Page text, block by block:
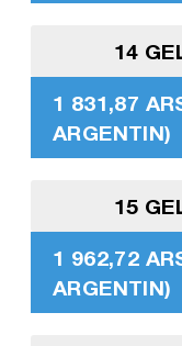
14
1 831,87
ARGENTIN)
15
1 962,72
ARGENTIN)